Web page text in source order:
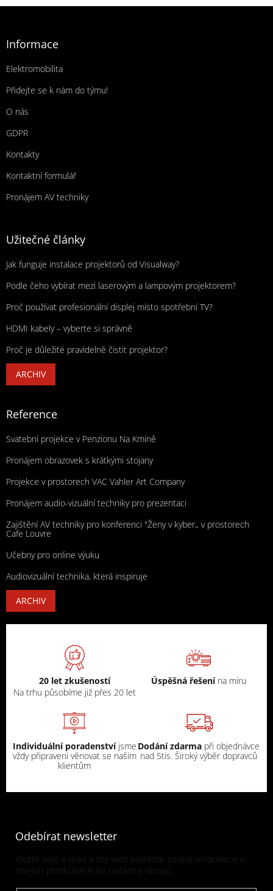
Informace
Elektromobilita
Přidejte se k nám do týmu!
O nás
GDPR
Kontakty
Kontaktní formulář
Pronájem AV techniky
Užitečné články
Jak funguje instalace projektorů od Visualway?
Podle čeho vybírat mezi laserovým a lampovým projektorem?
Proč používat profesionální displej místo spotřební TV?
HDMI kabely – vyberte si správně
Proč je důležité pravidelně čistit projektor?
ARCHIV
Reference
Svatební projekce v Penzionu Na Kmíně
Pronájem obrazovek s krátkými stojany
Projekce v prostorech VAC Vahler Art Company
Pronájem audio-vizuální techniky pro prezentaci
Zajištění AV techniky pro konferenci "Ženy v kyber,, v prostorech
Cafe Louvre
Učebny pro online výuku
Audiovizuální technika, která inspiruje
ARCHIV
20 let zkušeností
Na trhu působíme již přes 20 let
Úspěšná řešení na míru
Individuální poradenstvíjsme
vždy připraveni věnovat se našim
klientům
Dodání zdarma při objednávce
nad 5tis. Široký výběr dopravců
Odebírat newsletter
Vložte svůj e-mail a my vám budeme zasílat informace o
nových produktech na našem e-shopu.